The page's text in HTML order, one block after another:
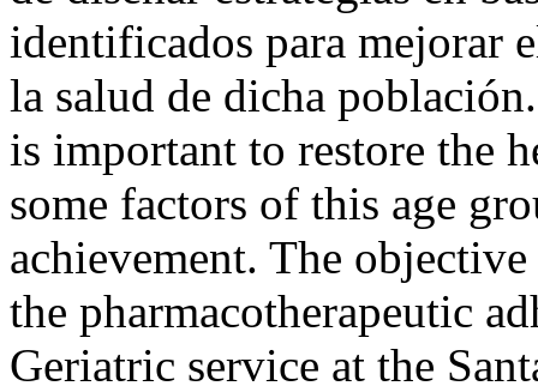
identificados para mejorar
la salud de dicha
is important to restore the
some factors of this age
achievement. The
the pharmacotherapeutic
Geriatric service at the